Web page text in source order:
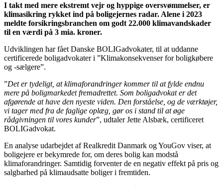
I takt med mere ekstremt vejr og hyppige oversvømmelser, er
klimasikring rykket ind på boligejernes radar. Alene i 2023
meldte forsikringsbranchen om godt 22.000 klimavandskader
til en værdi på 3 mia. kroner.
Udviklingen har fået Danske BOLIGadvokater, til at uddanne
certificerede boligadvokater i ”Klimakonsekvenser for boligkøbere
og -sælgere”.
”Det er tydeligt, at klimaforandringer kommer til at fylde endnu
mere på boligmarkedet fremadrettet. Som boligadvokat er det
afgørende at have den nyeste viden. Den forståelse, og de værktøjer,
vi tager med fra de faglige oplæg, gør os i stand til at øge
rådgivningen til vores kunder”, udtaler Jette Alsbæk, certificeret
BOLIGadvokat.
En analyse udarbejdet af Realkredit Danmark og YouGov viser, at
boligejere er bekymrede for, om deres bolig kan modstå
klimaforandringer. Samtidig forventer de en negativ effekt på pris og
salgbarhed på klimaudsatte boliger i fremtiden.